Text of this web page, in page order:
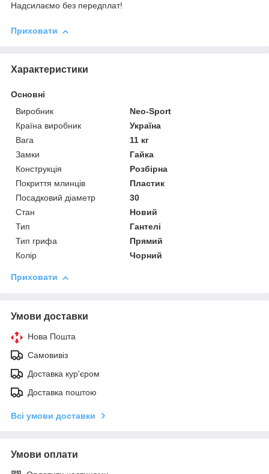
Надсилаємо без передплат!
Приховати
Характеристики
Основні
Виробник
Neo-Sport
Країна виробник
Україна
Вага
11 кг
Замки
Гайка
Конструкція
Розбірна
Покриття млинців
Пластик
Посадковий діаметр
30
Стан
Новий
Тип
Гантелі
Тип грифа
Прямий
Колір
Чорний
Приховати
Умови доставки
Нова Пошта
Самовивіз
Доставка кур'єром
Доставка поштою
Всі умови доставки
Умови оплати